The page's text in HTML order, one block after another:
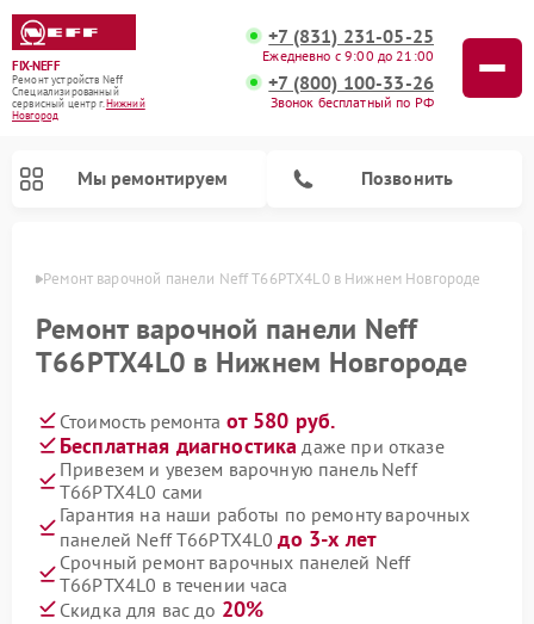
FIX-NEFF
Ремонт устройств Neff
Специализированный
cервисный центр г.Нижний
Новгород
+7 (831) 231-05-25
Ежедневно с 9:00 до 21:00
+7 (800) 100-33-26
Звонок бесплатный по РФ
Мы ремонтируем Позвонить
Ремонт варочной панели Neff T66PTX4L0 в Нижнем Новгороде
Ремонт варочной панели Neff
T66PTX4L0 в Нижнем Новгороде
Стоимость ремонта от 580 руб.
Бесплатная диагностика даже при отказе
Привезем и увезем варочную панель Neff
T66PTX4L0 сами
Гарантия на наши работы по ремонту варочных
панелей Neff T66PTX4L0до 3-х лет
Срочный ремонт варочных панелей Neff
T66PTX4L0 в течении часа
Скидка для вас до 20%